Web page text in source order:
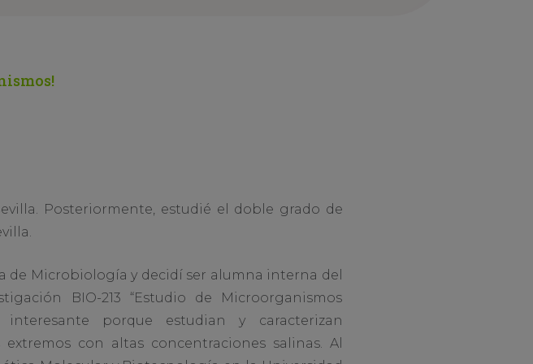
Posteriormente, estudié el doble grado de
Microbiología y decidí ser alumna interna del
BIO-213 “Estudio de Microorganismos
porque estudian y caracterizan
con altas concentraciones salinas. Al